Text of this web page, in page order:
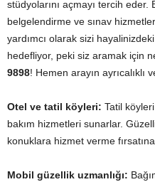
stüdyolarını açmayı tercih
belgelendirme ve sınav
yardımcı olarak sizi
hedefliyor, peki siz aramak için
9898! Hemen arayın
Otel ve tatil köyleri: Tatil
bakım hizmetleri sunarlar.
konuklara hizmet verme
Mobil güzellik uzmanlığı: